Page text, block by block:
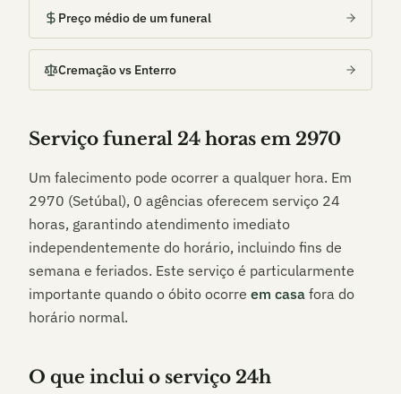
Preço médio de um funeral
Cremação vs Enterro
Serviço funeral 24 horas em 2970
Um falecimento pode ocorrer a qualquer hora. Em
2970 (Setúbal), 0 agências oferecem serviço 24
horas, garantindo atendimento imediato
independentemente do horário, incluindo fins de
semana e feriados. Este serviço é particularmente
importante quando o óbito ocorre em casa fora do
horário normal.
O que inclui o serviço 24h